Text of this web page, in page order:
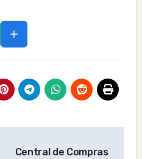
Central de Compras